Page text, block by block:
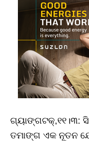
ଗ୍ୟାଙ୍ଗଟକ୍‌,୧୧।୩:
ତମାଙ୍ଗ ଏକ ନୂତନ